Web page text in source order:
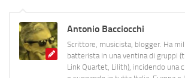
Antonio Bacciocchi
Scrittore, musicista, blogger. Ha
batterista in una ventina di gruppi
Link Quartet, Lilith), incidendo una